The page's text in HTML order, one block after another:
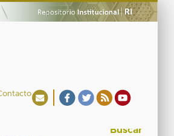
Buscar